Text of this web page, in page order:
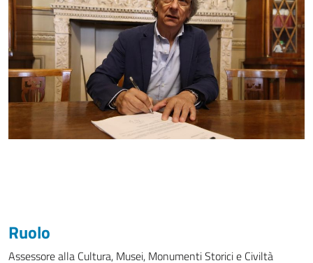
Ruolo
Assessore alla Cultura, Musei, Monumenti Storici e Civiltà